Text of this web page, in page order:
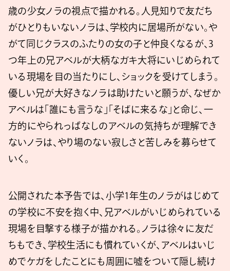
歳の少女ノラの視点で描かれる。人見知りで友だち
がひとりもいないノラは、学校内に居場所がない。や
がて同じクラスのふたりの女の子と仲良くなるが、3
つ年上の兄アベルが大柄なガキ大将にいじめられて
いる現場を目の当たりにし、ショックを受けてしまう。
優しい兄が大好きなノラは助けたいと願うが、なぜか
アベルは「誰にも言うな」「そばに来るな」と命じ、一
方的にやられっぱなしのアベルの気持ちが理解でき
ないノラは、やり場のない寂しさと苦しみを募らせて
いく。
公開された本予告では、小学1年生のノラがはじめて
の学校に不安を抱く中、兄アベルがいじめられている
現場を目撃する様子が描かれる。ノラは徐々に友だ
ちもでき、学校生活にも慣れていくが、アベルはいじ
めでケガをしたことにも周囲に嘘をついて隠し続け